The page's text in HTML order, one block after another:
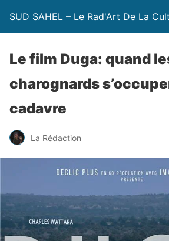
SUD SAHEL – Le Rad'Art De La
Le film Duga: quand
charognards
cadavre
La Rédaction